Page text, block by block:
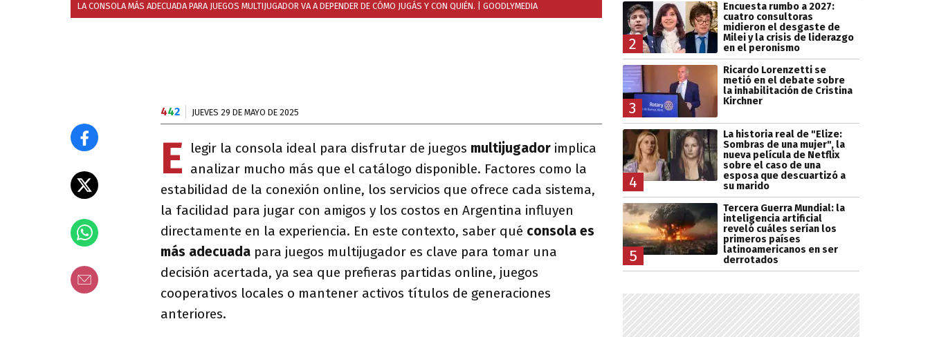
LA CONSOLA MÁS ADECUADA PARA JUEGOS MULTIJUGADOR VA A DEPENDER DE CÓMO JUGÁS Y CON QUIÉN. | GOODLYMEDIA
442 JUEVES 29 DE MAYO DE 2025
E legir la consola ideal para disfrutar de juegos multijugador implica
analizar mucho más que el catálogo disponible. Factores como la
estabilidad de la conexión online, los servicios que ofrece cada sistema,
la facilidad para jugar con amigos y los costos en Argentina influyen
directamente en la experiencia. En este contexto, saber qué consola es
más adecuada para juegos multijugador es clave para tomar una
decisión acertada, ya sea que prefieras partidas online, juegos
cooperativos locales o mantener activos títulos de generaciones
anteriores.
2
Encuesta rumbo a 2027:
cuatro consultoras
midieron el desgaste de
Milei y la crisis de liderazgo
en el peronismo
3
Ricardo Lorenzetti se
metió en el debate sobre
la inhabilitación de Cristina
Kirchner
4
La historia real de "Elize:
Sombras de una mujer", la
nueva película de Netflix
sobre el caso de una
esposa que descuartizó a
su marido
5
Tercera Guerra Mundial: la
inteligencia artificial
reveló cuáles serían los
primeros países
latinoamericanos en ser
derrotados